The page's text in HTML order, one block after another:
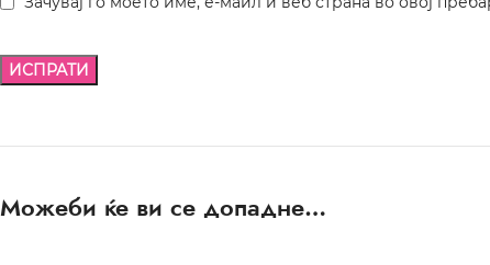
Можеби ќе ви се допадне…